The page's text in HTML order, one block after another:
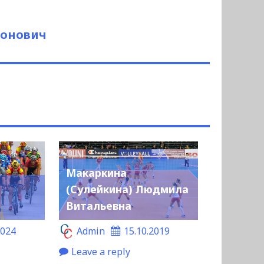
Макаркина
(Сулейкина) Людмила
Витальевна
Admin
15.10.2019
Leave a reply